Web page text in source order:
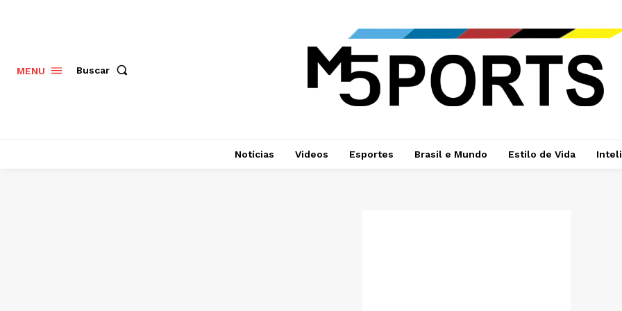
MENU Buscar
Notícias Videos Esportes Brasil e Mundo Estilo de Vida